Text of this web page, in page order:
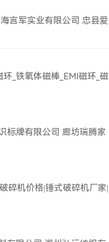
言军实业有限公司 忠县爱
_铁氧体磁棒_EMI磁环_磁
标牌有限公司 廊坊瑞腾家
碎机价格|锤式破碎机厂家|